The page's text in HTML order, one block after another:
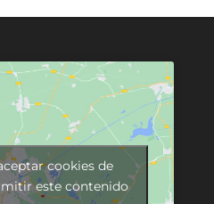
cookies de
este contenido